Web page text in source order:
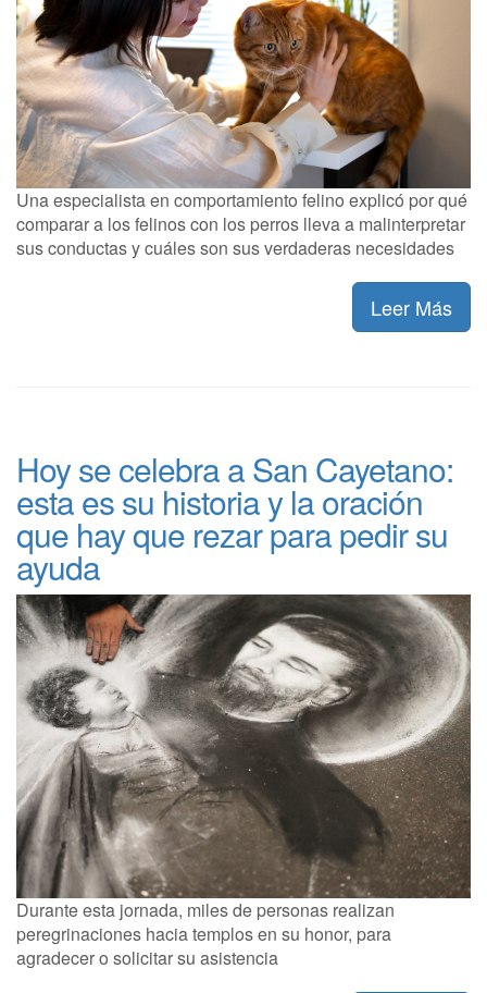
Una especialista en comportamiento felino explicó por qué
comparar a los felinos con los perros lleva a malinterpretar
sus conductas y cuáles son sus verdaderas necesidades
Leer Más
Hoy se celebra a San Cayetano:
esta es su historia y la oración
que hay que rezar para pedir su
ayuda
Durante esta jornada, miles de personas realizan
peregrinaciones hacia templos en su honor, para
agradecer o solicitar su asistencia